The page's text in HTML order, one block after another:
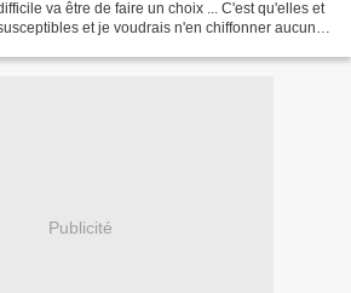
va être de faire un choix ... C'est qu'elles et
et je voudrais n'en chiffonner aucune
Publicité